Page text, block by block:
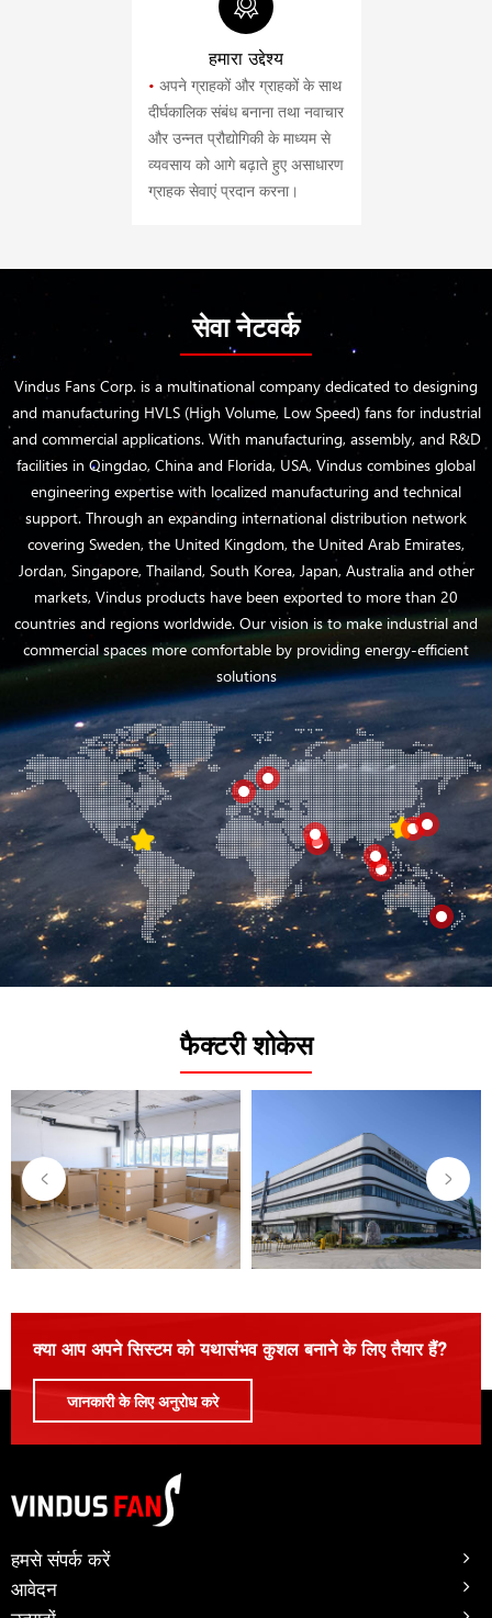
हमारा उद्देश्य
• अपने ग्राहकों और ग्राहकों के साथ
दीर्घकालिक संबंध बनाना तथा नवाचार
और उन्नत प्रौद्योगिकी के माध्यम से
व्यवसाय को आगे बढ़ाते हुए असाधारण
ग्राहक सेवाएं प्रदान करना।
सेवा नेटवर्क
Vindus Fans Corp. is a multinational company dedicated to designing
and manufacturing HVLS (High Volume, Low Speed) fans for industrial
and commercial applications. With manufacturing, assembly, and R&D
facilities in Qingdao, China and Florida, USA, Vindus combines global
engineering expertise with localized manufacturing and technical
support. Through an expanding international distribution network
covering Sweden, the United Kingdom, the United Arab Emirates,
Jordan, Singapore, Thailand, South Korea, Japan, Australia and other
markets, Vindus products have been exported to more than 20
countries and regions worldwide. Our vision is to make industrial and
commercial spaces more comfortable by providing energy-efficient
solutions
फैक्टरी शोकेस
क्या आप अपने सिस्टम को यथासंभव कुशल बनाने के लिए तैयार हैं?
जानकारी के लिए अनुरोध करे
हमसे संपर्क करें
आवेदन